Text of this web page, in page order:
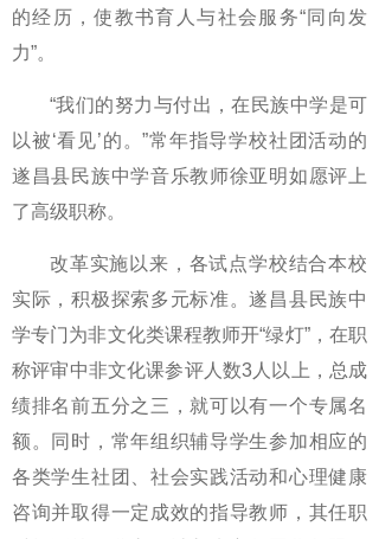
的经历，使教书育人与社会服务“同向发
力”。
“我们的努力与付出，在民族中学是可
以被‘看见’的。”常年指导学校社团活动的
遂昌县民族中学音乐教师徐亚明如愿评上
了高级职称。
改革实施以来，各试点学校结合本校
实际，积极探索多元标准。遂昌县民族中
学专门为非文化类课程教师开“绿灯”，在职
称评审中非文化课参评人数3人以上，总成
绩排名前五分之三，就可以有一个专属名
额。同时，常年组织辅导学生参加相应的
各类学生社团、社会实践活动和心理健康
咨询并取得一定成效的指导教师，其任职